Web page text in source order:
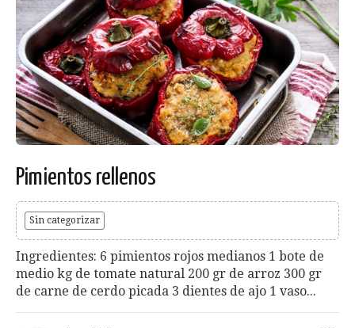
Pimientos rellenos
Sin categorizar
Ingredientes: 6 pimientos rojos medianos 1 bote de
medio kg de tomate natural 200 gr de arroz 300 gr
de carne de cerdo picada 3 dientes de ajo 1 vaso...